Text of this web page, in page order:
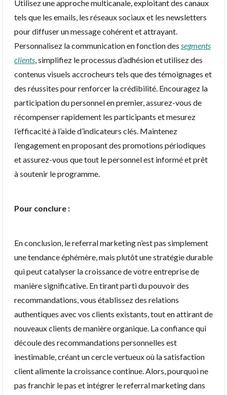
Utilisez une approche multicanale, exploitant des canaux
tels que les emails, les réseaux sociaux et les newsletters
pour diffuser un message cohérent et attrayant.
Personnalisez la communication en fonction des segments
clients , simplifiez le processus d’adhésion et utilisez des
contenus visuels accrocheurs tels que des témoignages et
des réussites pour renforcer la crédibilité. Encouragez la
participation du personnel en premier, assurez-vous de
récompenser rapidement les participants et mesurez
l’efficacité à l’aide d’indicateurs clés. Maintenez
l’engagement en proposant des promotions périodiques
et assurez-vous que tout le personnel est informé et prêt
à soutenir le programme.
Pour conclure :
En conclusion, le referral marketing n’est pas simplement
une tendance éphémère, mais plutôt une stratégie durable
qui peut catalyser la croissance de votre entreprise de
manière significative. En tirant parti du pouvoir des
recommandations, vous établissez des relations
authentiques avec vos clients existants, tout en attirant de
nouveaux clients de manière organique. La confiance qui
découle des recommandations personnelles est
inestimable, créant un cercle vertueux où la satisfaction
client alimente la croissance continue. Alors, pourquoi ne
pas franchir le pas et intégrer le referral marketing dans